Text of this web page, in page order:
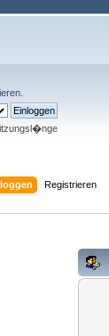
Registrieren